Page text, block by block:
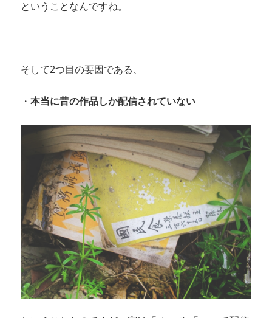
ということなんですね。
そして2つ目の要因である、
・本当に昔の作品しか配信されていない